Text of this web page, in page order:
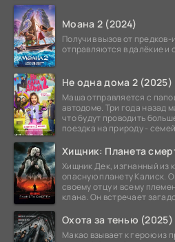
Моана 2 (2024)
Получив вызов от
отправляются в далёкие
Не одна дома 2 (2025)
Маша отправляется с
автодоме. Три года назад
что будут проводить
поездка на природу -
Хищник: Планета
Хищник Дек, изгнанный из
опасную планету Калиск.
своему отцу и всему
клана. Он встречает
Охота за тенью (2025)
Макао взывает к герою из